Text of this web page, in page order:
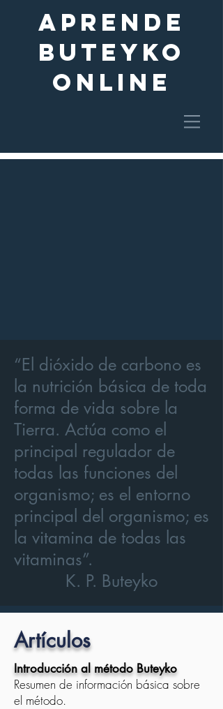
aprende
buteyko
online
“El dióxido de carbono es
la nutrición básica de toda
forma de vida sobre la
Tierra. Actúa como el
principal regulador de
todas las funciones del
organismo; es el entorno
principal del organismo; es
la vitamina de todas las
vitaminas”.
K. P. Buteyko
Artículos
Introducción al método Buteyko
Resumen de información básica sobre
el método.